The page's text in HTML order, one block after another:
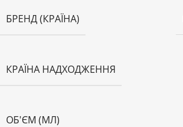
БРЕНД (КРАЇНА)
КРАЇНА НАДХОДЖЕННЯ
ОБ'ЄМ (МЛ)